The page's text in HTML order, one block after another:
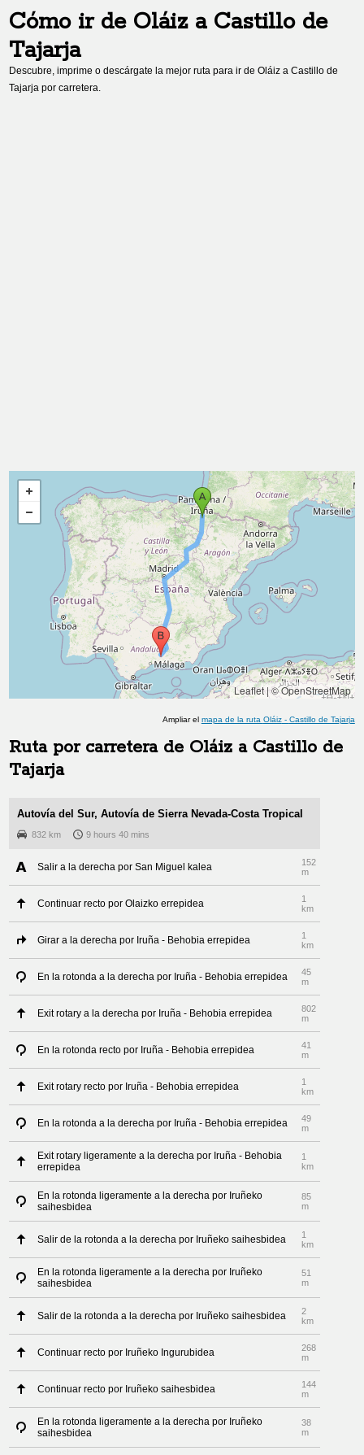
Cómo ir de Oláiza Castillo de
Tajarja
Descubre, imprime o descárgate la mejor ruta para ir deOláiz aCastillo de
Tajarja por carretera.
Leaflet|© OpenStreetMap
Ampliar el mapa de la ruta Oláiz- Castillo de Tajarja
Ruta por carretera de Oláiz a Castillo de
Tajarja
Autovía del Sur, Autovía de Sierra Nevada-Costa Tropical
832 km 9 hours 40 mins
Salir a la derecha por San Miguel kalea
152
m
Continuar recto por Olaizko errepidea
1
km
Girar a la derecha por Iruña - Behobia errepidea
1
km
En la rotonda a la derecha por Iruña - Behobia errepidea
45
m
Exit rotary a la derecha por Iruña - Behobia errepidea
802
m
En la rotonda recto por Iruña - Behobia errepidea
41
m
Exit rotary recto por Iruña - Behobia errepidea
1
km
En la rotonda a la derecha por Iruña - Behobia errepidea
49
m
Exit rotary ligeramente a la derecha por Iruña - Behobia
errepidea
1
km
En la rotonda ligeramente a la derecha por Iruñeko
saihesbidea
85
m
Salir de la rotonda a la derecha por Iruñeko saihesbidea
1
km
En la rotonda ligeramente a la derecha por Iruñeko
saihesbidea
51
m
Salir de la rotonda a la derecha por Iruñeko saihesbidea
2
km
Continuar recto por Iruñeko Ingurubidea
268
m
Continuar recto por Iruñeko saihesbidea
144
m
En la rotonda ligeramente a la derecha por Iruñeko
saihesbidea
38
m